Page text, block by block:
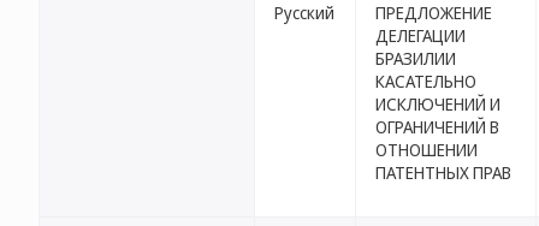
Русский
ПРЕДЛОЖЕНИЕ
ДЕЛЕГАЦИИ
БРАЗИЛИИ
КАСАТЕЛЬНО
ИСКЛЮЧЕНИЙ И
ОГРАНИЧЕНИЙ В
ОТНОШЕНИИ
ПАТЕНТНЫХ ПРАВ